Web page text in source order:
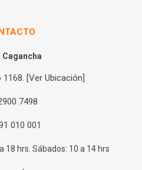
Cagancha
[Ver Ubicación]
7498
010 001
18 hrs. Sábados: 10 a 14 hrs